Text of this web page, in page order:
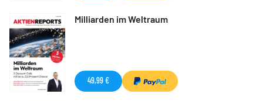
Milliarden im Weltraum
49,99 €